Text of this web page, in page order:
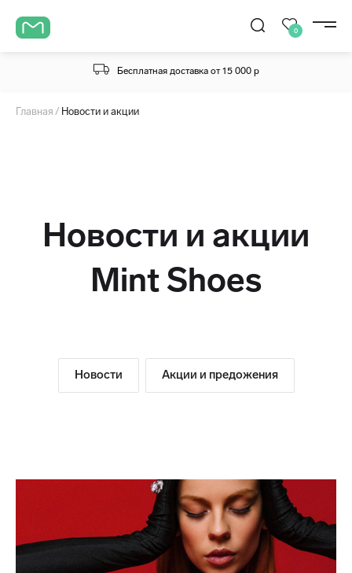
0
Бесплатная доставка от 15 000 р
Главная Новости и акции
Новости и акции
Mint Shoes
Новости Акции и предожения